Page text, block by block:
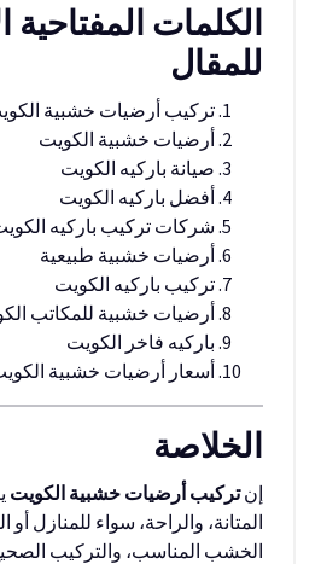
الكلمات المفتاحية
للمقال
تركيب أرضيات خشبية
أرضيات خشبية الكويت
صيانة باركيه الكويت
أفضل باركيه الكويت
شركات تركيب باركيه
أرضيات خشبية طبيعية
تركيب باركيه الكويت
أرضيات خشبية للمكاتب
باركيه فاخر الكويت
أسعار أرضيات خشبية
الخلاصة
إنتركيب أرضيات خشبية الكويت
المتانة، والراحة، سواء للمنازل أو
الخشب المناسب، والتركيب